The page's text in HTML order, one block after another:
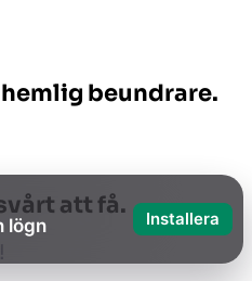
beundrare.
att få.
lögn Installera